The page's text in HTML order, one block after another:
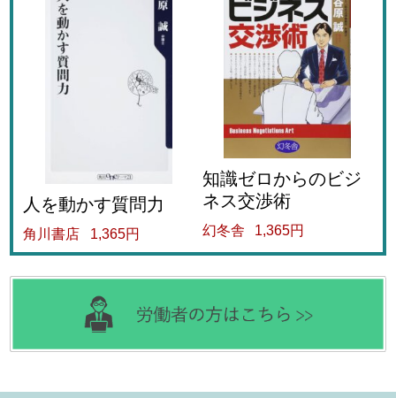
人を動かす質問力
角川書店 1,365円
知識ゼロからのビジ
ネス交渉術
幻冬舎 1,365円